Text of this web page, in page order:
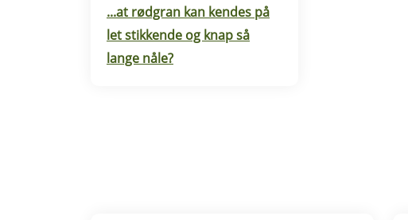
...at rødgran kan kendes på
let stikkende og knap så
lange nåle?